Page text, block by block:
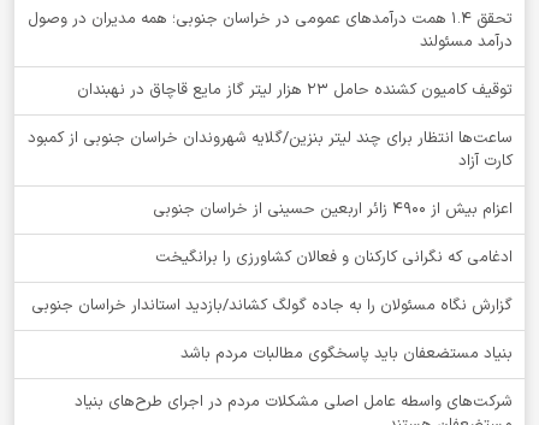
تحقق ۱.۴ همت درآمدهای عمومی در خراسان جنوبی؛ همه مدیران در وصول
درآمد مسئولند
توقيف کامیون کشنده حامل 23 هزار لیتر گاز مایع قاچاق در نهبندان
ساعت‌ها انتظار برای چند لیتر بنزین/گلایه شهروندان خراسان جنوبی از کمبود
کارت آزاد
اعزام بیش از 4900 زائر اربعین حسینی از خراسان جنوبی
ادغامی که نگرانی کارکنان و فعالان کشاورزی را برانگیخت
گزارش نگاه مسئولان را به جاده گولگ کشاند/بازدید استاندار خراسان جنوبی
بنیاد مستضعفان باید پاسخگوی مطالبات مردم باشد
شرکت‌های واسطه عامل اصلی مشکلات مردم در اجرای طرح‌های بنیاد